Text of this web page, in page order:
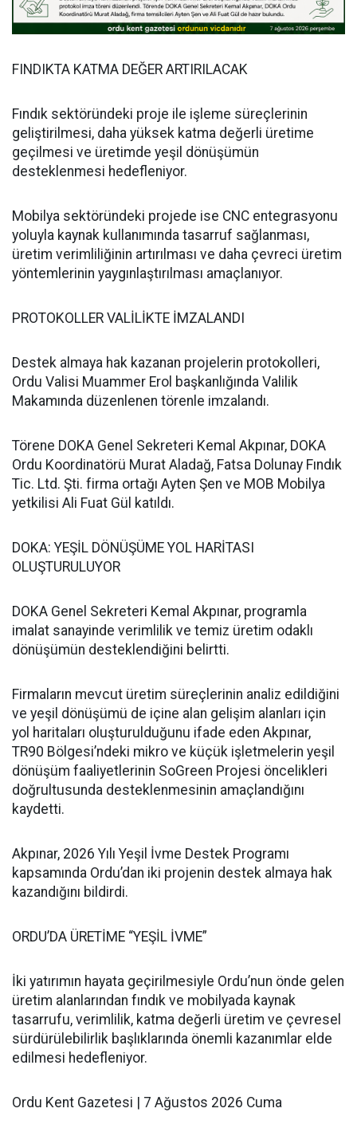
FINDIKTA KATMA DEĞER ARTIRILACAK
Fındık sektöründeki proje ile işleme süreçlerinin
geliştirilmesi, daha yüksek katma değerli üretime
geçilmesi ve üretimde yeşil dönüşümün
desteklenmesi hedefleniyor.
Mobilya sektöründeki projede ise CNC entegrasyonu
yoluyla kaynak kullanımında tasarruf sağlanması,
üretim verimliliğinin artırılması ve daha çevreci üretim
yöntemlerinin yaygınlaştırılması amaçlanıyor.
PROTOKOLLER VALİLİKTE İMZALANDI
Destek almaya hak kazanan projelerin protokolleri,
Ordu Valisi Muammer Erol başkanlığında Valilik
Makamında düzenlenen törenle imzalandı.
Törene DOKA Genel Sekreteri Kemal Akpınar, DOKA
Ordu Koordinatörü Murat Aladağ, Fatsa Dolunay Fındık
Tic. Ltd. Şti. firma ortağı Ayten Şen ve MOB Mobilya
yetkilisi Ali Fuat Gül katıldı.
DOKA: YEŞİL DÖNÜŞÜME YOL HARİTASI
OLUŞTURULUYOR
DOKA Genel Sekreteri Kemal Akpınar, programla
imalat sanayinde verimlilik ve temiz üretim odaklı
dönüşümün desteklendiğini belirtti.
Firmaların mevcut üretim süreçlerinin analiz edildiğini
ve yeşil dönüşümü de içine alan gelişim alanları için
yol haritaları oluşturulduğunu ifade eden Akpınar,
TR90 Bölgesi’ndeki mikro ve küçük işletmelerin yeşil
dönüşüm faaliyetlerinin SoGreen Projesi öncelikleri
doğrultusunda desteklenmesinin amaçlandığını
kaydetti.
Akpınar, 2026 Yılı Yeşil İvme Destek Programı
kapsamında Ordu’dan iki projenin destek almaya hak
kazandığını bildirdi.
ORDU’DA ÜRETİME “YEŞİL İVME”
İki yatırımın hayata geçirilmesiyle Ordu’nun önde gelen
üretim alanlarından fındık ve mobilyada kaynak
tasarrufu, verimlilik, katma değerli üretim ve çevresel
sürdürülebilirlik başlıklarında önemli kazanımlar elde
edilmesi hedefleniyor.
Ordu Kent Gazetesi | 7 Ağustos 2026 Cuma